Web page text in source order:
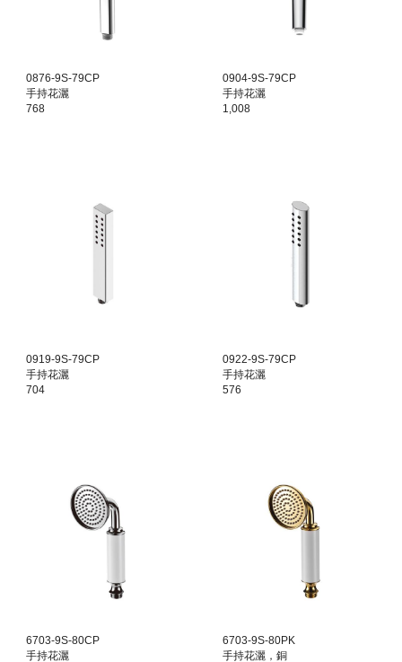
0876-9S-79CP
手持花灑
768
0904-9S-79CP
手持花灑
1,008
0919-9S-79CP
手持花灑
704
0922-9S-79CP
手持花灑
576
6703-9S-80CP
手持花灑
6703-9S-80PK
手持花灑，銅